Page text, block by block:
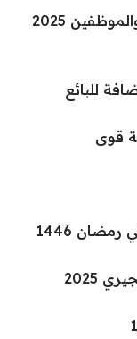
خطوات فتح ملف نقليات للعسكريين والموظفين 2025
للبائع
قوى
1446
2025